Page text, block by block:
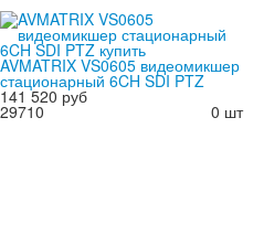
AVMATRIX VS0605 видеомикшер
стационарный 6CH SDI PTZ
141 520 руб
0 шт
29710